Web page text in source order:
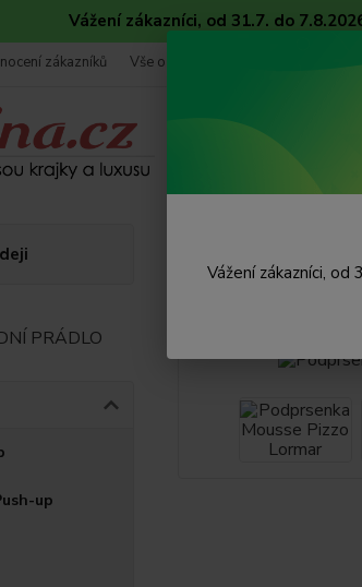
Vážení zákazníci, od 31.7. do
zákazníků Vše o nákupu Obchodní
PRÁDLO
up
Vážení zákazníci,